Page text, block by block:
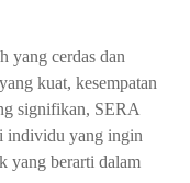
yang cerdas dan
kuat, kesempatan
signifikan, SERA
individu yang ingin
yang berarti dalam